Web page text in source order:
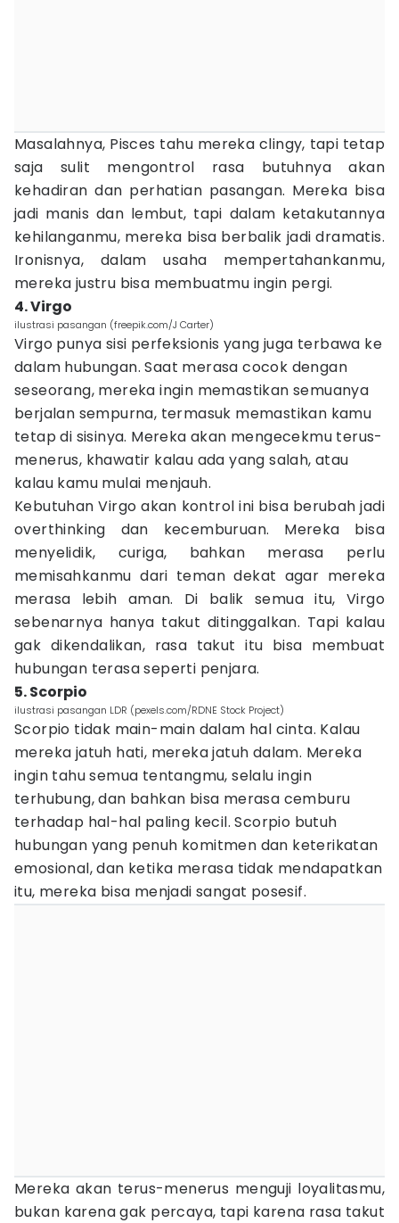
Masalahnya, Pisces tahu mereka clingy, tapi tetap
saja sulit mengontrol rasa butuhnya akan
kehadiran dan perhatian pasangan. Mereka bisa
jadi manis dan lembut, tapi dalam ketakutannya
kehilanganmu, mereka bisa berbalik jadi dramatis.
Ironisnya, dalam usaha mempertahankanmu,
mereka justru bisa membuatmu ingin pergi.
4. Virgo
ilustrasi pasangan (freepik.com/J Carter)
Virgo punya sisi perfeksionis yang juga terbawa ke
dalam hubungan. Saat merasa cocok dengan
seseorang, mereka ingin memastikan semuanya
berjalan sempurna, termasuk memastikan kamu
tetap di sisinya. Mereka akan mengecekmu terus-
menerus, khawatir kalau ada yang salah, atau
kalau kamu mulai menjauh.
Kebutuhan Virgo akan kontrol ini bisa berubah jadi
overthinking dan kecemburuan. Mereka bisa
menyelidik, curiga, bahkan merasa perlu
memisahkanmu dari teman dekat agar mereka
merasa lebih aman. Di balik semua itu, Virgo
sebenarnya hanya takut ditinggalkan. Tapi kalau
gak dikendalikan, rasa takut itu bisa membuat
hubungan terasa seperti penjara.
5. Scorpio
ilustrasi pasangan LDR (pexels.com/RDNE Stock Project)
Scorpio tidak main-main dalam hal cinta. Kalau
mereka jatuh hati, mereka jatuh dalam. Mereka
ingin tahu semua tentangmu, selalu ingin
terhubung, dan bahkan bisa merasa cemburu
terhadap hal-hal paling kecil. Scorpio butuh
hubungan yang penuh komitmen dan keterikatan
emosional, dan ketika merasa tidak mendapatkan
itu, mereka bisa menjadi sangat posesif.
Mereka akan terus-menerus menguji loyalitasmu,
bukan karena gak percaya, tapi karena rasa takut